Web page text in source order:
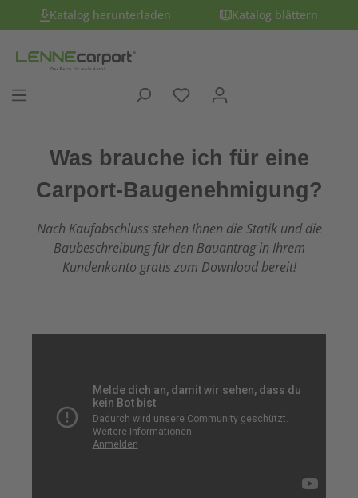
Katalog herunterladen Katalog blättern
Was brauche ich für eine
Carport-Baugenehmigung?
Nach Kaufabschluss stehen Ihnen die Statik und die
Baubeschreibung für den Bauantrag in Ihrem
Kundenkonto gratis zum Download bereit!